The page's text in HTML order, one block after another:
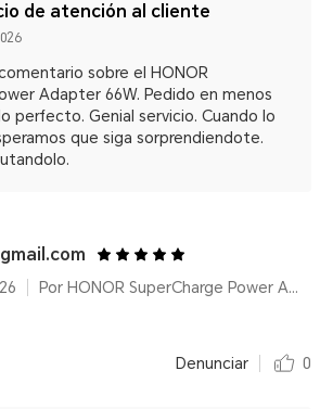
de atención al cliente
sobre el HONOR
Adapter 66W. Pedido en menos
perfecto. Genial servicio. Cuando lo
que siga sorprendiendote.
Por HONOR SuperCharge Power Adapter (Max 66W) White
Denunciar 0